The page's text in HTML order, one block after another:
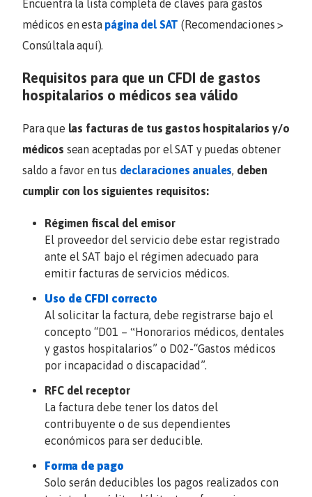
Encuentra la lista completa de claves para gastos
médicos en esta página del SAT (Recomendaciones >
Consúltala aquí).
Requisitos para que un CFDI de gastos
hospitalarios o médicos sea válido
Para que las facturas de tus gastos hospitalarios y/o
médicos sean aceptadas por el SAT y puedas obtener
saldo a favor en tus declaraciones anuales, deben
cumplir con los siguientes requisitos:
Régimen fiscal del emisor
El proveedor del servicio debe estar registrado
ante el SAT bajo el régimen adecuado para
emitir facturas de servicios médicos.
Uso de CFDI correcto
Al solicitar la factura, debe registrarse bajo el
concepto “D01 – ‟Honorarios médicos, dentales
y gastos hospitalarios” o D02-“Gastos médicos
por incapacidad o discapacidad”.
RFC del receptor
La factura debe tener los datos del
contribuyente o de sus dependientes
económicos para ser deducible.
Forma de pago
Solo serán deducibles los pagos realizados con